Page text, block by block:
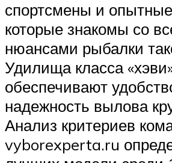
спортсмены и
которые знакомы со
нюансами рыбалки
Удилища класса
обеспечивают
надежность вылова
Анализ критериев
vyborexperta.ru